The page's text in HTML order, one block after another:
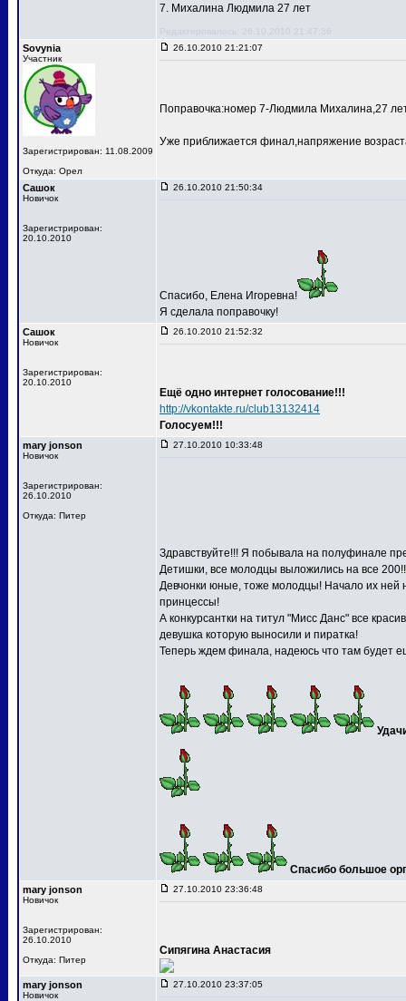
7. Михалина Людмила 27 лет
Редактировалось: 26.10.2010 21:47:36
Sovynia
Участник
Зарегистрирован: 11.08.2009
Откуда: Орел
26.10.2010 21:21:07
Поправочка:номер 7-Людмила Михалина,27
Уже приближается финал,напряжение
Сашок
Новичок
Зарегистрирован:
20.10.2010
26.10.2010 21:50:34
Спасибо, Елена Игоревна!
Я сделала поправочку!
Сашок
Новичок
Зарегистрирован:
20.10.2010
26.10.2010 21:52:32
Ещё одно интернет голосование!!!
http://vkontakte.ru/club13132414
Голосуем!!!
mary jonson
Новичок
Зарегистрирован:
26.10.2010
Откуда: Питер
27.10.2010 10:33:48
Здравствуйте!!! Я побывала на полуфинале
Детишки, все молодцы выложились на все
Девчонки юные, тоже молодцы! Начало их ней
принцессы!
А конкурсантки на титул "Мисс Данс" все
девушка которую выносили и пиратка!
Теперь ждем финала, надеюсь что там будет
Спасибо большое
mary jonson
Новичок
Зарегистрирован:
26.10.2010
Откуда: Питер
27.10.2010 23:36:48
Сипягина Анастасия
mary jonson
Новичок
27.10.2010 23:37:05